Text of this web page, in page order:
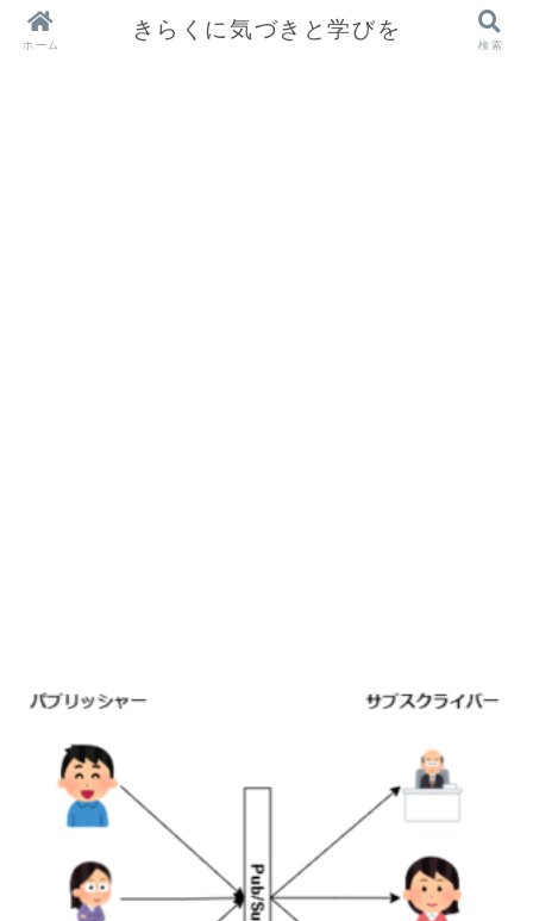
ホーム
きらくに気づきと学びを
検索